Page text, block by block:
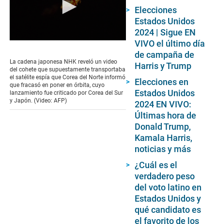
of
1
minute,
27
seconds
La cadena japonesa NHK reveló un video
del cohete que supuestamente transportaba
el satélite espía que Corea del Norte informó
que fracasó en poner en órbita, cuyo
lanzamiento fue criticado por Corea del Sur
y Japón. (Video: AFP)
Elecciones
Estados Unidos
2024 | Sigue EN
VIVO el último día
de campaña de
Harris y Trump
Elecciones en
Estados Unidos
2024 EN VIVO:
Últimas hora de
Donald Trump,
Kamala Harris,
noticias y más
¿Cuál es el
verdadero peso
del voto latino en
Estados Unidos y
qué candidato es
el favorito de los